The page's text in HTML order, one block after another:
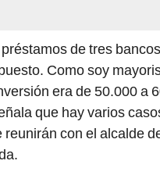
préstamos de tres
Como soy
era de 50.000 a
que hay varios
reunirán con el alcalde